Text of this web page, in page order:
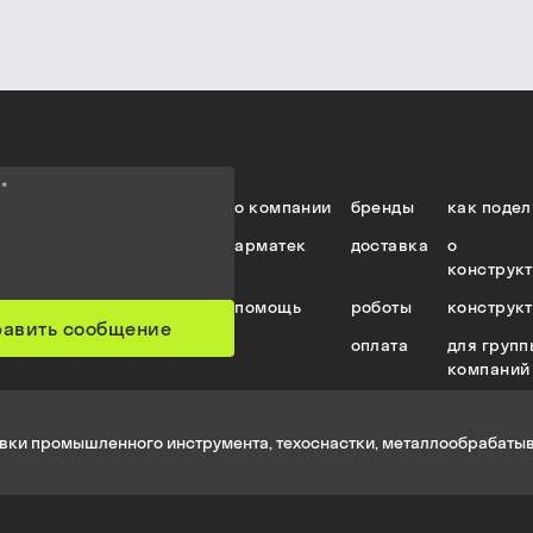
*
сообщение
как
бренды
о компании
о
доставка
арматек
роботы
помощь
для
компаний
оплата
промышленного инструмента, техоснастки,